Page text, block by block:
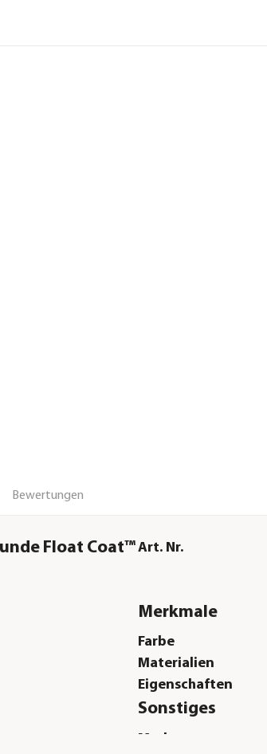
Bewertungen
Float Coat™Art. Nr.
Merkmale
Farbe
Materialien
Eigenschaften
Sonstiges
Marke